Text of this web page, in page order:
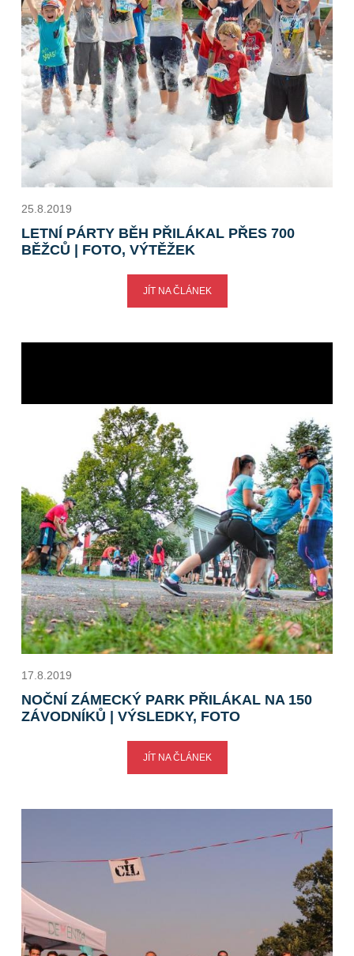
25.8.2019
LETNÍ PÁRTY BĚH PŘILÁKAL PŘES 700
BĚŽCŮ | FOTO, VÝTĚŽEK
JÍT NA ČLÁNEK
17.8.2019
NOČNÍ ZÁMECKÝ PARK PŘILÁKAL NA 150
ZÁVODNÍKŮ | VÝSLEDKY, FOTO
JÍT NA ČLÁNEK